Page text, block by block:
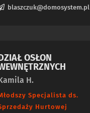
blaszczuk@domosystem.pl
OSŁON
H.
Specjalista ds.
Hurtowej